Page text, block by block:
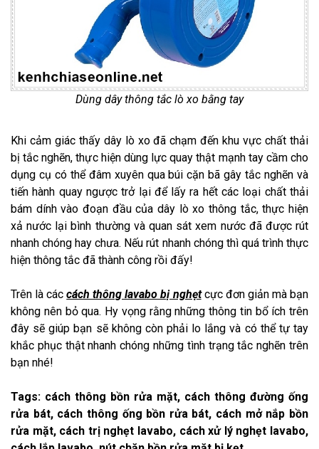
Dùng dây thông tắc lò xo bằng tay
Khi cảm giác thấy dây lò xo đã chạm đến khu vực chất thải
bị tắc nghẽn, thực hiện dùng lực quay thật mạnh tay cầm cho
dụng cụ có thể đâm xuyên qua búi cặn bã gây tắc nghẽn và
tiến hành quay ngược trở lại để lấy ra hết các loại chất thải
bám dính vào đoạn đầu của dây lò xo thông tắc, thực hiện
xả nước lại bình thường và quan sát xem nước đã được rút
nhanh chóng hay chưa. Nếu rút nhanh chóng thì quá trình thực
hiện thông tắc đã thành công rồi đấy!
Trên là cáccách thông lavabo bị nghẹt cực đơn giản mà bạn
không nên bỏ qua. Hy vọng rằng những thông tin bổ ích trên
đây sẽ giúp bạn sẽ không còn phải lo lắng và có thể tự tay
khắc phục thật nhanh chóng những tình trạng tắc nghẽn trên
bạn nhé!
Tags: cách thông bồn rửa mặt, cách thông đường ống
rửa bát, cách thông ống bồn rửa bát, cách mở nắp bồn
rửa mặt, cách trị nghẹt lavabo, cách xử lý nghẹt lavabo,